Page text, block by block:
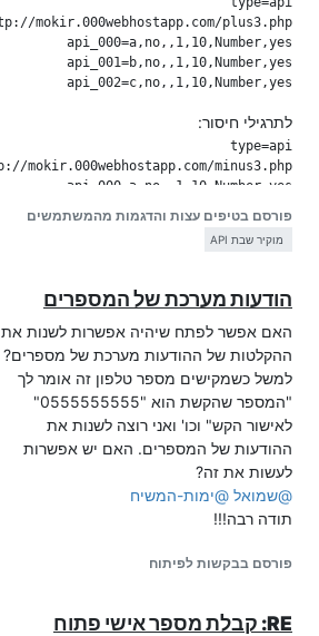
וזה מפריע).
ויש אתבאגים במערכת שזה אם יש באג
שזה באג).
שקשורים לפורום
בתקווה להבנה ובתקווה שעזרתי למישהו.
api_002=c,no,,1,10,Number,yes
לתרגילי חיסור:
api_002=c,no,,1,10,Number,yes
api_002=c,no,,1,10,Number,yes
לתרגילי חילוק:
api_002=c,no,,1,10,Number,yes
באם רוצים שלא ישמיע את המספר
שהקשתם "לאישור הקש 1" יש להגדיר כך:
פורסם בטיפים עצות והדגמות מהמשתמשים
מוקיר שבת API
הודעות מערכת של המספרים
האם אפשר לפתח שיהיה אפשרות לשנות את
ההקלטות של ההודעות מערכת של מספרים?
למשל כשמקישים מספר טלפון זה אומר לך
"המספר שהקשת הוא "0555555555"
לאישור הקש" וכו' ואני רוצה לשנות את
ההודעות של המספרים. האם יש אפשרות
לעשות את זה?
@שמואל @ימות-המשיח
תודה רבה!!!
פורסם בבקשות לפיתוח
RE: קבלת מספר אישי פתוח